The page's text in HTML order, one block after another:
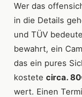
Wer das
in die Details
und TÜV
bewahrt, ein
das ein pures
kostete circa.
wert. Einen